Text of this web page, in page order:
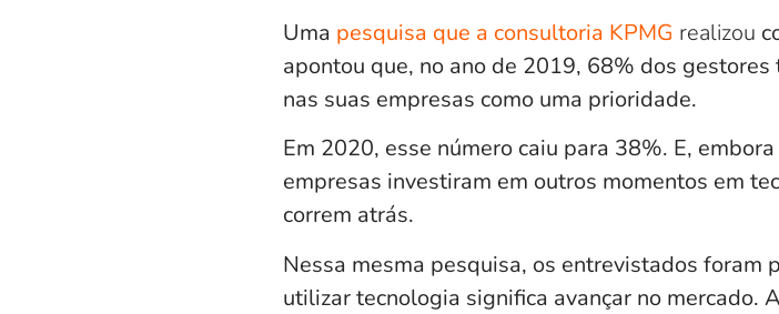
Uma pesquisa que a consultoria KPMG realizou
apontou que, no ano de 2019, 68% dos
nas suas empresas como uma prioridade.
Em 2020, esse número caiu para 38%. E,
empresas investiram em outros momentos em
correm atrás.
Nessa mesma pesquisa, os entrevistados foram
utilizar tecnologia significa avançar no mercado.